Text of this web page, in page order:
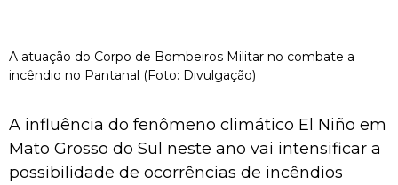
A atuação do Corpo de Bombeiros Militar no combate a
incêndio no Pantanal (Foto: Divulgação)
A influência do fenômeno climático El Niño em
Mato Grosso do Sul neste ano vai intensificar a
possibilidade de ocorrências de incêndios